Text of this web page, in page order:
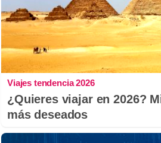
Viajes tendencia 2026
¿Quieres viajar en 2026?
más deseados